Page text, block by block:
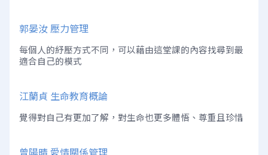
郭晏汝 壓力管理
每個人的紓壓方式不同，可以藉由這堂課的內容找尋到最
適合自己的模式
江蘭貞 生命教育概論
覺得對自己有更加了解，對生命也更多體悟、尊重且珍惜